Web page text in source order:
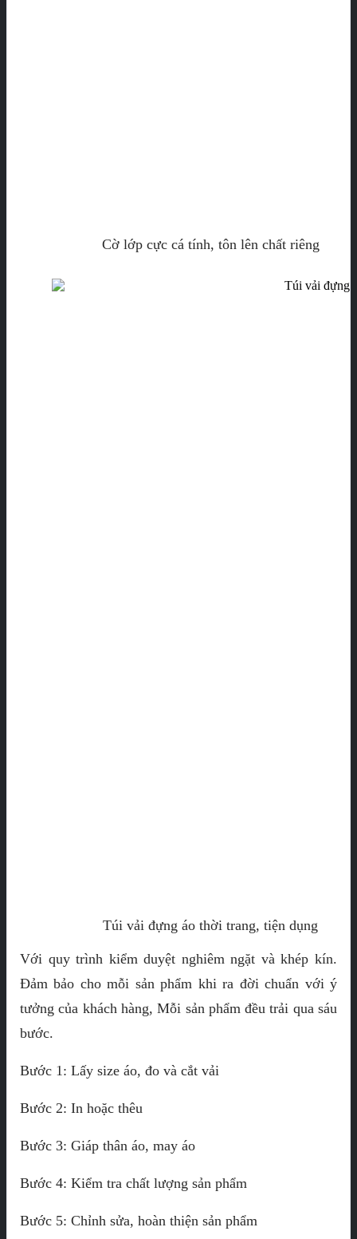
Cờ lớp cực cá tính, tôn lên chất riêng
Túi vải đựng áo thời trang, tiện dụng
Với quy trình kiểm duyệt nghiêm ngặt và khép kín.
Đảm bảo cho mỗi sản phẩm khi ra đời chuẩn với ý
tưởng của khách hàng, Mỗi sản phẩm đều trải qua sáu
bước.
Bước 1: Lấy size áo, đo và cắt vải
Bước 2: In hoặc thêu
Bước 3: Giáp thân áo, may áo
Bước 4: Kiểm tra chất lượng sản phẩm
Bước 5: Chỉnh sửa, hoàn thiện sản phẩm